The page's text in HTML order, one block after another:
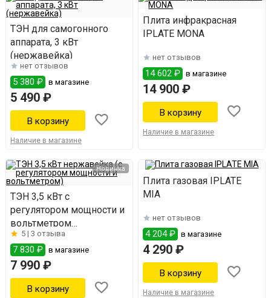
ТЭН для самогонного
аппарата, 3 кВт
(нержавейка)
нет отзывов
5 380 ₽ в магазине
5 490 ₽
Наличие в магазине
Плита инфракрасная
IPLATE MONA
нет отзывов
14 602 ₽ в магазине
14 900 ₽
Наличие в магазине
Новинка
ТЭН 3,5 кВт с
регулятором мощности и
вольтметром
(нержавейка)
5 | 3 отзыва
7 830 ₽ в магазине
7 990 ₽
Плита газовая IPLATE
MIA
нет отзывов
4 204 ₽ в магазине
4 290 ₽
Наличие в магазине